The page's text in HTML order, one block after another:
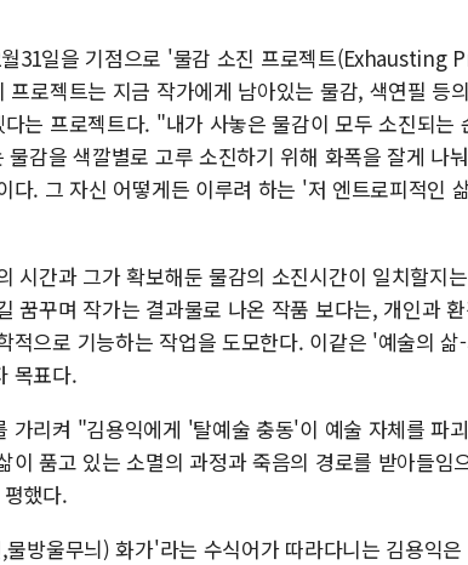
31일을 기점으로 '물감 소진 프로젝트(Exhausting
프로젝트는 지금 작가에게 남아있는 물감, 색연필 등
는 프로젝트다. "내가 사놓은 물감이 모두 소진되는
감을 색깔별로 고루 소진하기 위해 화폭을 잘게 나
다. 그 자신 어떻게든 이루려 하는 '저 엔트로피적인
시간과 그가 확보해둔 물감의 소진시간이 일치할지
꿈꾸며 작가는 결과물로 나온 작품 보다는, 개인과
적으로 기능하는 작업을 도모한다. 이같은 '예술의
목표다.
가리켜 "김용익에게 '탈예술 충동'이 예술 자체를 파
이 품고 있는 소멸의 과정과 죽음의 경로를 받아들임
했다.
방울무늬) 화가'라는 수식어가 따라다니는 김용익